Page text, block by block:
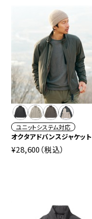
ユニットシステム対応
オクタアドバンスジャケット
¥28,600 （税込）